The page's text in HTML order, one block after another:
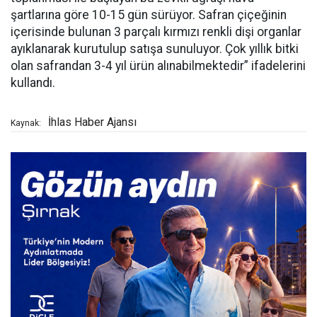
şartlarına göre 10-15 gün sürüyor. Safran çiçeğinin
içerisinde bulunan 3 parçalı kırmızı renkli dişi organlar
ayıklanarak kurutulup satışa sunuluyor. Çok yıllık bitki
olan safrandan 3-4 yıl ürün alınabilmektedir” ifadelerini
kullandı.
Kaynak: İhlas Haber Ajansı